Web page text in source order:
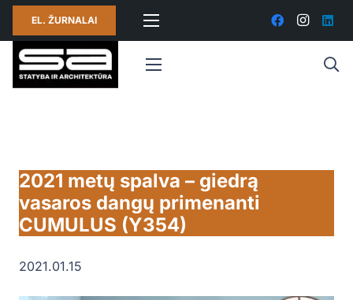
EL. ŽURNALAI
2021 metų spalva – giedrą
vasaros dangų primenanti
CUMULUS (Y354)
2021.01.15